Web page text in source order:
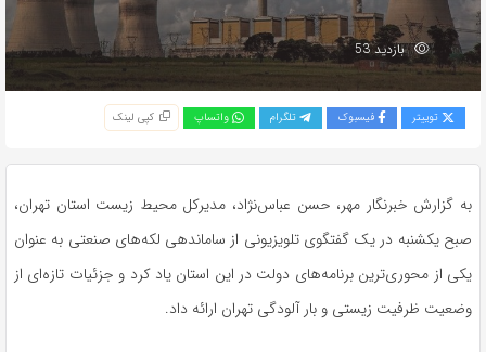
بازدید 53
توییتر فیسبوک تلگرام واتساپ کپی لینک
به گزارش خبرنگار مهر، حسن عباس‌نژاد، مدیرکل محیط زیست استان تهران،
صبح یکشنبه در یک گفتگوی تلویزیونی از ساماندهی لکه‌های صنعتی به عنوان
یکی از محوری‌ترین برنامه‌های دولت در این استان یاد کرد و جزئیات تازه‌ای از
وضعیت ظرفیت زیستی و بار آلودگی تهران ارائه داد.